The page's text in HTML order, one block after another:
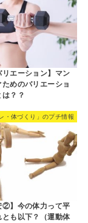
リエーション】マン
めのバリエーショ
？？
・体づくり」のプチ情報
②】今の体力って平
とも以下？（運動体